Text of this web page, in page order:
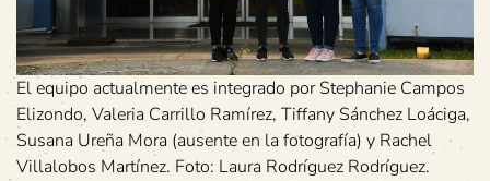
El equipo actualmente es integrado por Stephanie Campos
Elizondo, Valeria Carrillo Ramírez, Tiffany Sánchez Loáciga,
Susana Ureña Mora (ausente en la fotografía) y Rachel
Villalobos Martínez. Foto: Laura Rodríguez Rodríguez.